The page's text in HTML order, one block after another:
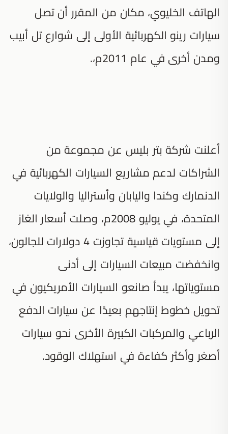
الهاتف الخليوي، مكان من المقرر أن تصل
سيارات رينو الكهربائية الأولى إلى شوارع تل أبيب
ومدن أخرى في عام 2011م،.
أعلنت شركة بتر بليس عن مجموعة من
الشراكات لدعم مشاريع السيارات الكهربائية في
الدنمارك وكندا واليابان وأستراليا والولايات
المتحدة، في يوليو 2008م، وصلت أسعار الغاز
إلى مستويات قياسية تجاوزت 4 دولارات للجالون،
وانخفضت مبيعات السيارات إلى أدنى
مستوياتها، يبدأ صانعو السيارات الأمريكيون في
تحويل خطوط إنتاجهم بعيدًا عن سيارات الدفع
الرباعي والمركبات الكبيرة الأخرى نحو سيارات
أصغر وأكثر كفاءة في استهلاك الوقود.